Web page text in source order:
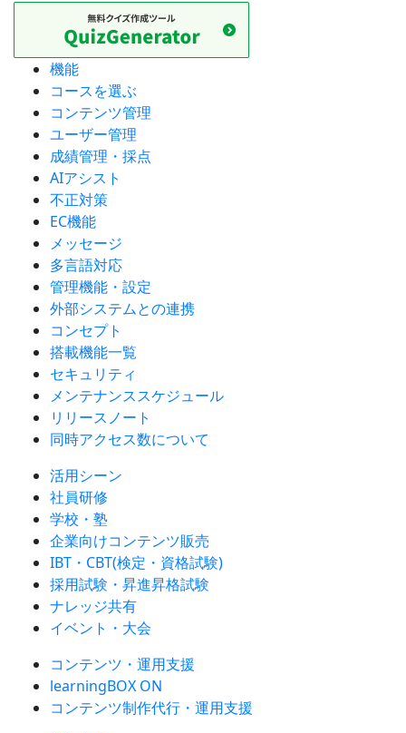
機能
コースを選ぶ
コンテンツ管理
ユーザー管理
成績管理・採点
AIアシスト
不正対策
EC機能
メッセージ
多言語対応
管理機能・設定
外部システムとの連携
コンセプト
搭載機能一覧
セキュリティ
メンテナンススケジュール
リリースノート
同時アクセス数について
活用シーン
社員研修
学校・塾
企業向けコンテンツ販売
IBT・CBT(検定・資格試験)
採用試験・昇進昇格試験
ナレッジ共有
イベント・大会
コンテンツ・運用支援
learningBOX ON
コンテンツ制作代行・運用支援